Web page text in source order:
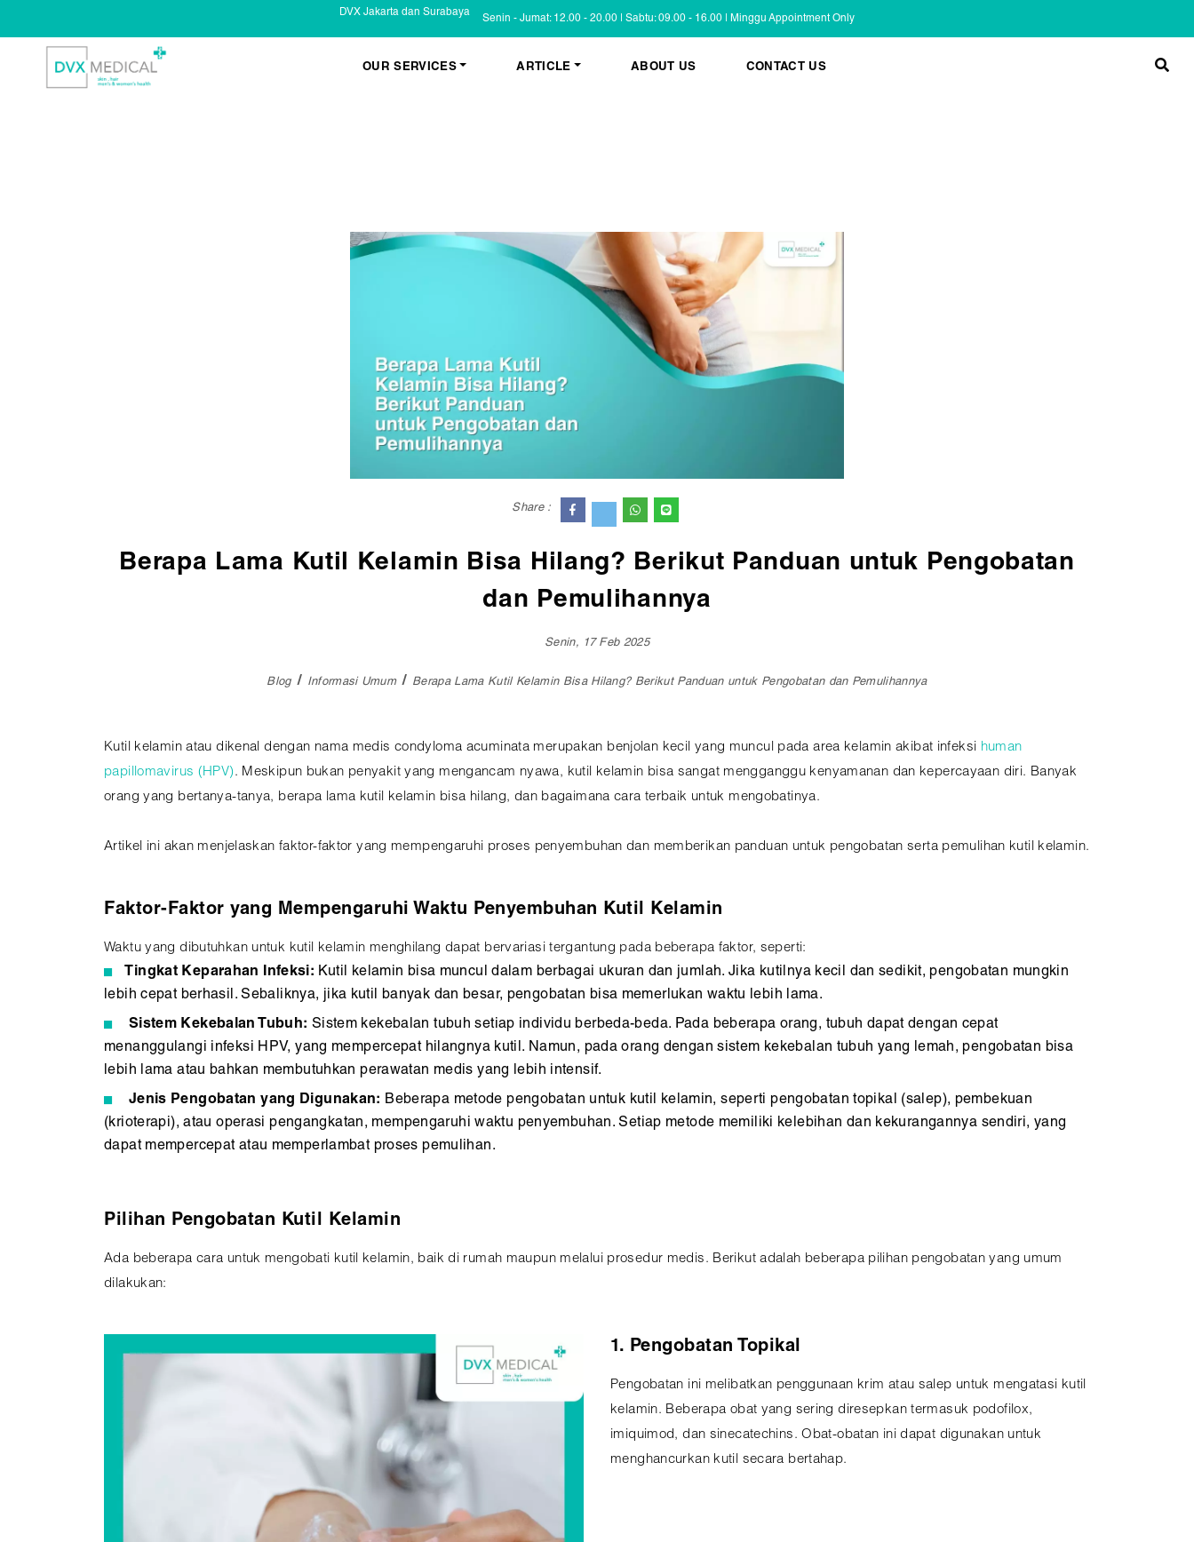
DVX Jakarta dan Surabaya
Senin - Jumat: 12.00 - 20.00 | Sabtu: 09.00 - 16.00 | Minggu Appointment Only
OUR SERVICES
Eczema
Masalah Kulit Lain
Keluhan Kulit
Non Infeksi
ARTICLE
Informasi Umum
Tips dan Trik
Cerita Pasien
ABOUT US CONTACT US
Share :
Berapa Lama Kutil Kelamin Bisa Hilang? Berikut Panduan untuk Pengobatan
dan Pemulihannya
Senin, 17 Feb 2025
Blog Informasi Umum Berapa Lama Kutil Kelamin Bisa Hilang? Berikut Panduan untuk Pengobatan dan Pemulihannya
Kutil kelamin atau dikenal dengan nama medis condyloma acuminata merupakan benjolan kecil yang muncul pada area kelamin akibat infeksi human
papillomavirus (HPV). Meskipun bukan penyakit yang mengancam nyawa, kutil kelamin bisa sangat mengganggu kenyamanan dan kepercayaan diri. Banyak
orang yang bertanya-tanya, berapa lama kutil kelamin bisa hilang, dan bagaimana cara terbaik untuk mengobatinya.
Artikel ini akan menjelaskan faktor-faktor yang mempengaruhi proses penyembuhan dan memberikan panduan untuk pengobatan serta pemulihan kutil kelamin.
Faktor-Faktor yang Mempengaruhi Waktu Penyembuhan Kutil Kelamin
Waktu yang dibutuhkan untuk kutil kelamin menghilang dapat bervariasi tergantung pada beberapa faktor, seperti:
Tingkat Keparahan Infeksi: Kutil kelamin bisa muncul dalam berbagai ukuran dan jumlah. Jika kutilnya kecil dan sedikit, pengobatan mungkin
lebih cepat berhasil. Sebaliknya, jika kutil banyak dan besar, pengobatan bisa memerlukan waktu lebih lama.
Sistem Kekebalan Tubuh: Sistem kekebalan tubuh setiap individu berbeda-beda. Pada beberapa orang, tubuh dapat dengan cepat
menanggulangi infeksi HPV, yang mempercepat hilangnya kutil. Namun, pada orang dengan sistem kekebalan tubuh yang lemah, pengobatan bisa
lebih lama atau bahkan membutuhkan perawatan medis yang lebih intensif.
Jenis Pengobatan yang Digunakan: Beberapa metode pengobatan untuk kutil kelamin, seperti pengobatan topikal (salep), pembekuan
(krioterapi), atau operasi pengangkatan, mempengaruhi waktu penyembuhan. Setiap metode memiliki kelebihan dan kekurangannya sendiri, yang
dapat mempercepat atau memperlambat proses pemulihan.
Pilihan Pengobatan Kutil Kelamin
Ada beberapa cara untuk mengobati kutil kelamin, baik di rumah maupun melalui prosedur medis. Berikut adalah beberapa pilihan pengobatan yang umum
dilakukan:
1. Pengobatan Topikal
Pengobatan ini melibatkan penggunaan krim atau salep untuk mengatasi kutil
kelamin. Beberapa obat yang sering diresepkan termasuk podofilox,
imiquimod, dan sinecatechins. Obat-obatan ini dapat digunakan untuk
menghancurkan kutil secara bertahap.